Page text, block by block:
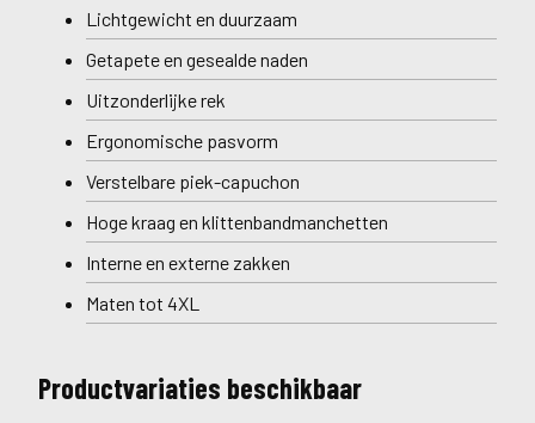
Lichtgewicht en duurzaam
Getapete en gesealde naden
Uitzonderlijke rek
Ergonomische pasvorm
Verstelbare piek-capuchon
Hoge kraag en klittenbandmanchetten
Interne en externe zakken
Maten tot 4XL
Productvariaties beschikbaar